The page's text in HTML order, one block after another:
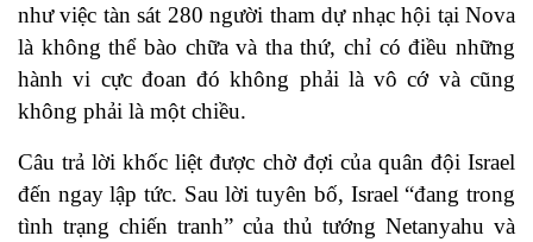
như việc tàn sát 280 người tham dự nhạc hội tại Nova
là không thể bào chữa và tha thứ, chỉ có điều những
hành vi cực đoan đó không phải là vô cớ và cũng
không phải là một chiều.
Câu trả lời khốc liệt được chờ đợi của quân đội Israel
đến ngay lập tức. Sau lời tuyên bố, Israel “đang trong
tình trạng chiến tranh” của thủ tướng Netanyahu và